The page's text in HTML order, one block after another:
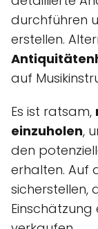
durchführen
erstellen.
auf
Es ist ratsam,
einzuholen,
den
erhalten. Auf
sicherstellen,